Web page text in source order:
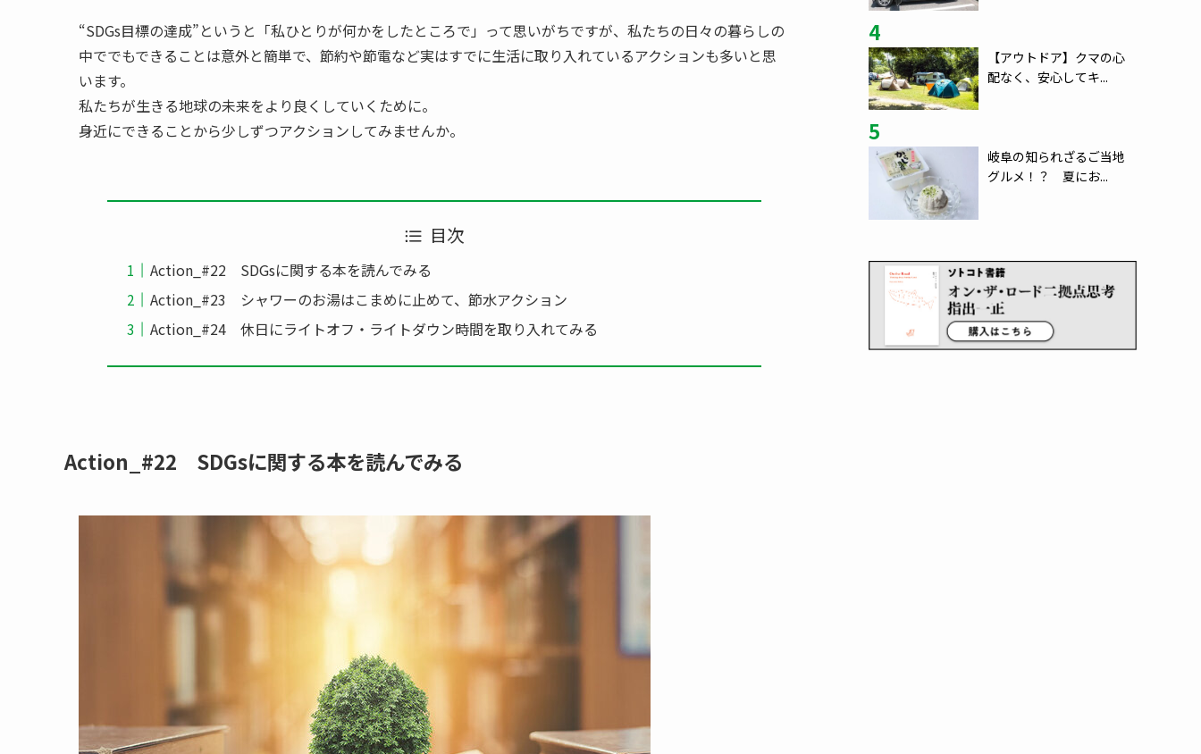
“SDGs目標の達成”というと「私ひとりが何かをしたところで」って思いがちですが、私たちの日々の暮らしの
中ででもできることは意外と簡単で、節約や節電など実はすでに生活に取り入れているアクションも多いと思
います。
私たちが生きる地球の未来をより良くしていくために。
身近にできることから少しずつアクションしてみませんか。
目次
Action_#22 SDGsに関する本を読んでみる
Action_#23 シャワーのお湯はこまめに止めて、節水アクション
Action_#24 休日にライトオフ・ライトダウン時間を取り入れてみる
Action_#22 SDGsに関する本を読んでみる
4
【アウトドア】クマの心
配なく、安心してキ...
5
岐阜の知られざるご当地
グルメ！？ 夏にお...